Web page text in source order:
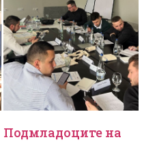
Подмладоците на